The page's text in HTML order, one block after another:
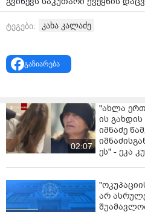
ქვეყნის ინტერესების გატარება
ხდება მსოფლიოში, - ამის
კახა კალაძემ
საქართველოს საქმეთა
უპასუხა.
მისივე თქმით, საქართველოს
იცავს იმ უსამართლობისგან,
ბრიტანეთისგან და
გობ­რო­ბი­სა და გან­ვი­თა­რე­ბის
„ქარ­თუ­ლი ოც­ნე­ბის“ მიერ
ტეგები: კახა კალაძე
გაზიარება
02:07
"ახლა
ის
იმნაძე
ეს" - ეკა
არ